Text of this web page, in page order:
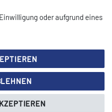
oder aufgrund eines
das Recht, nicht einzuwilligen
Zeitpunkt zu ändern oder
Impressum
Daten in unserer